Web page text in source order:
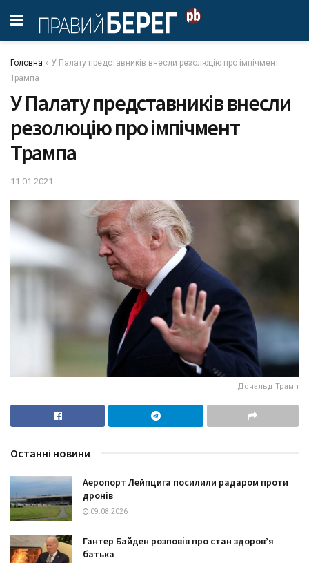
Головна » У Палату представників внесли резолюцію про імпічмент
Трампа
У Палату представників внесли
резолюцію про імпічмент
Трампа
11.01.2021
Дональд Трамп
Останні новини
Аеропорт Лейпцига посилили радаром проти
дронів
09.08.2026
Гантер Байден розповів про стан здоров’я
батька